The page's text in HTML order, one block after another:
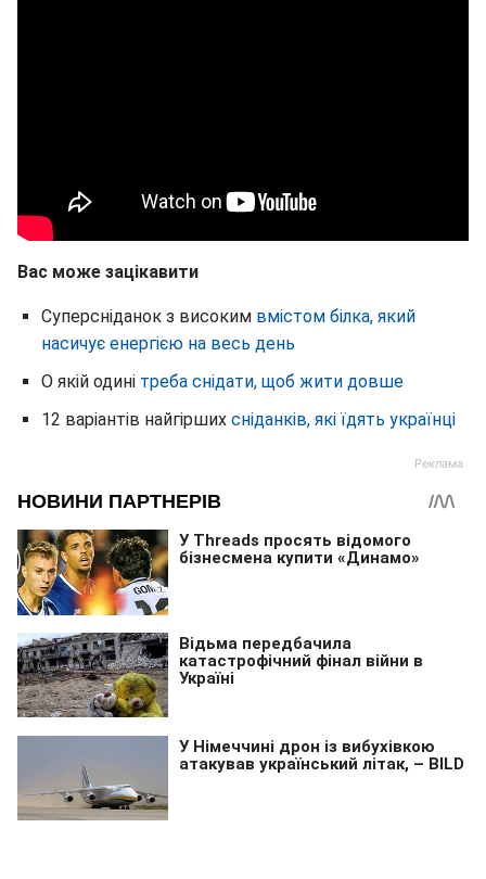
Вас може зацікавити
Суперсніданок з високим вмістом білка, який
насичує енергією на весь день
О якій одині треба снідати, щоб жити довше
12 варіантів найгірших сніданків, які їдять українці